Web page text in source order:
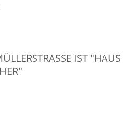
IST "HAUS D